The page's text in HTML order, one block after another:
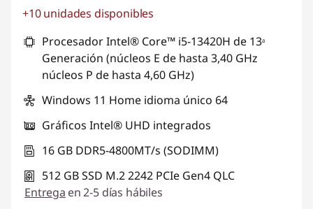
Ahorros instantáneos :
+10 unidades disponibles
Procesador Intel® Core™ i5-13420H de 13ᵃ
Generación (núcleos E de hasta 3,40 GHz
núcleos P de hasta 4,60 GHz)
Windows 11 Home idioma único 64
Gráficos Intel® UHD integrados
16 GB DDR5-4800MT/s (SODIMM)
512 GB SSD M.2 2242 PCIe Gen4 QLC
Entrega en 2-5 días hábiles